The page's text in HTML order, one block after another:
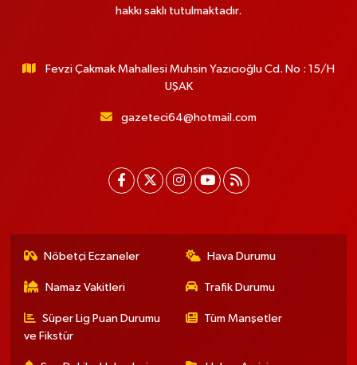
hakkı saklı tutulmaktadır.
Fevzi Çakmak Mahallesi Muhsin Yazıcıoğlu Cd. No : 15/H
UŞAK
gazeteci64@hotmail.com
Nöbetçi Eczaneler Hava Durumu
Namaz Vakitleri Trafik Durumu
Süper Lig Puan Durumu
ve Fikstür
Tüm Manşetler